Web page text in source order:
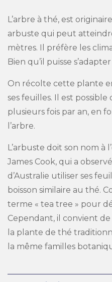
L’arbre à thé, est
arbuste qui peut
mètres. Il préfère les
Bien qu’il puisse
On récolte cette plante
ses feuilles. Il est
plusieurs fois par an, en
l’arbre.
L’arbuste doit son nom
James Cook, qui a
d’Australie utiliser ses
boisson similaire au thé.
terme « tea tree » pour
Cependant, il convient
la plante de thé
la même familles